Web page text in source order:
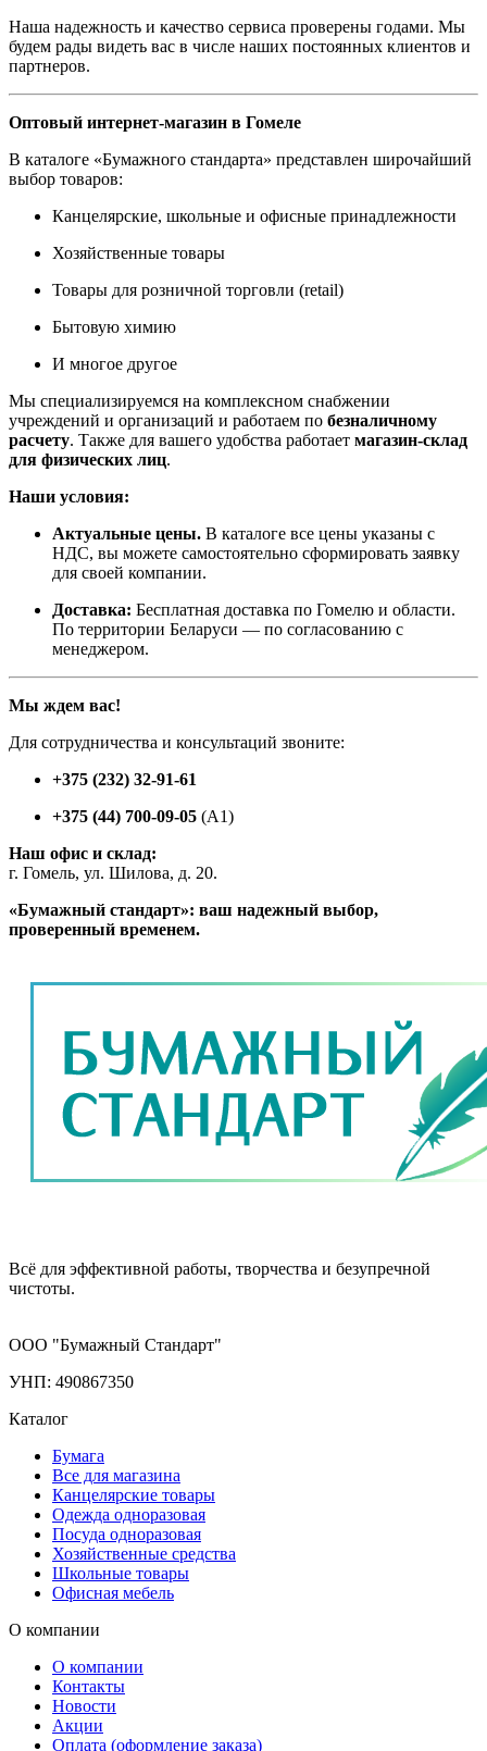
Наша надежность и качество сервиса проверены годами. Мы
будем рады видеть вас в числе наших постоянных клиентов и
партнеров.
Оптовый интернет-магазин в Гомеле
В каталоге «Бумажного стандарта» представлен широчайший
выбор товаров:
Канцелярские, школьные и офисные принадлежности
Хозяйственные товары
Товары для розничной торговли (retail)
Бытовую химию
И многое другое
Мы специализируемся на комплексном снабжении
учреждений и организаций и работаем по безналичному
расчету. Также для вашего удобства работает магазин-склад
для физических лиц.
Наши условия:
Актуальные цены. В каталоге все цены указаны с
НДС, вы можете самостоятельно сформировать заявку
для своей компании.
Доставка: Бесплатная доставка по Гомелю и области.
По территории Беларуси — по согласованию с
менеджером.
Мы ждем вас!
Для сотрудничества и консультаций звоните:
+375 (232) 32-91-61
+375 (44) 700-09-05 (A1)
Наш офис и склад:
г. Гомель, ул. Шилова, д. 20.
«Бумажный стандарт»: ваш надежный выбор,
проверенный временем.
Всё для эффективной работы, творчества и безупречной
чистоты.
ООО "Бумажный Стандарт"
УНП: 490867350
Каталог
Бумага
Все для магазина
Канцелярские товары
Одежда одноразовая
Посуда одноразовая
Хозяйственные средства
Школьные товары
Офисная мебель
О компании
О компании
Контакты
Новости
Акции
Оплата (оформление заказа)